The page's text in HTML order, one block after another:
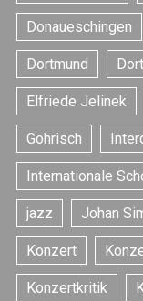
Donaueschingen
Dortmund
Elfriede Jelinek
Gohrisch
Internationale
jazz Johan
Konzert
Konzertkritik